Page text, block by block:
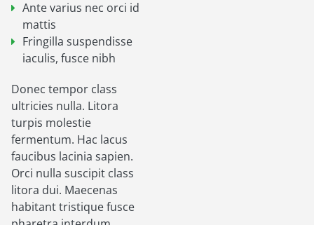
Ante varius nec orci id
mattis
Fringilla suspendisse
iaculis, fusce nibh
Donec tempor class
ultricies nulla. Litora
turpis molestie
fermentum. Hac lacus
faucibus lacinia sapien.
Orci nulla suscipit class
litora dui. Maecenas
habitant tristique fusce